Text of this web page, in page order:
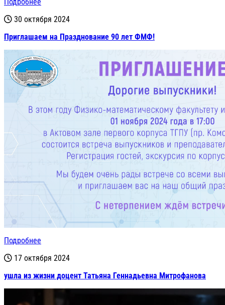
30 октября 2024
Приглашаем на Празднование 90 лет ФМФ!
Подробнее
17 октября 2024
ушла из жизни доцент Татьяна Геннадьевна Митрофанова